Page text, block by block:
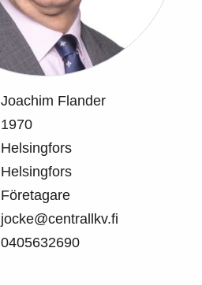
Joachim Flander
1970
Helsingfors
Helsingfors
Företagare
jocke@centrallkv.fi
0405632690